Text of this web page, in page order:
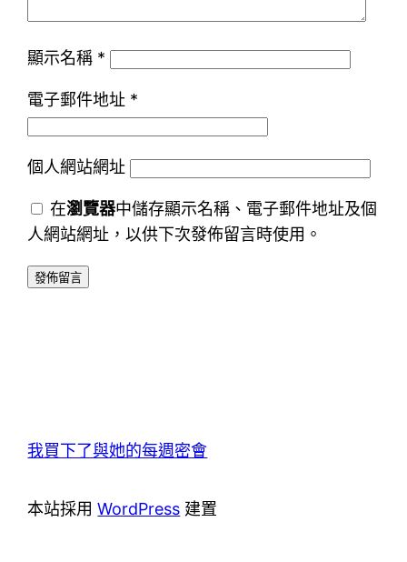
顯示名稱 *
電子郵件地址 *
個人網站網址
在瀏覽器中儲存顯示名稱、電子郵件地址及個
人網站網址，以供下次發佈留言時使用。
我買下了與她的每週密會
本站採用WordPress 建置